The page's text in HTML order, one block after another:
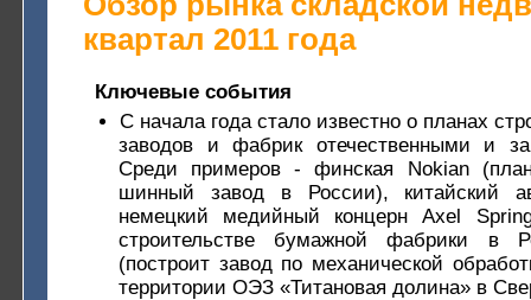
квартал 2011 года
Ключевые события
С начала года стало известно о планах
заводов и фабрик отечественными и
Среди примеров - финская Nokian
шинный завод в России), китайский
немецкий медийный концерн Axel
строительстве бумажной фабрики в
(построит завод по механической
территории ОЭЗ «Титановая долина» в